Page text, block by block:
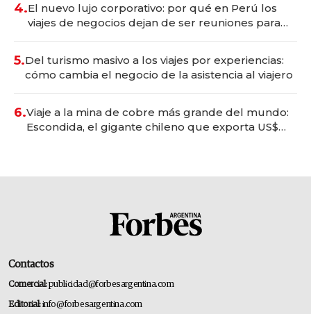
4.El nuevo lujo corporativo: por qué en Perú los
viajes de negocios dejan de ser reuniones para
5.Del turismo masivo a los viajes por experiencias:
cómo cambia el negocio de la asistencia al viajero
6.Viaje a la mina de cobre más grande del mundo:
Escondida, el gigante chileno que exporta US$
Contactos
Comercial:publicidad@forbesargentina.com
Editorial:info@forbesargentina.com